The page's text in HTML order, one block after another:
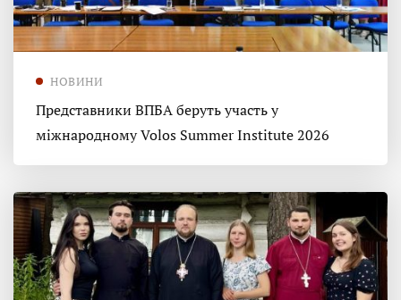
НОВИНИ
Представники ВПБА беруть участь у
міжнародному Volos Summer Institute 2026